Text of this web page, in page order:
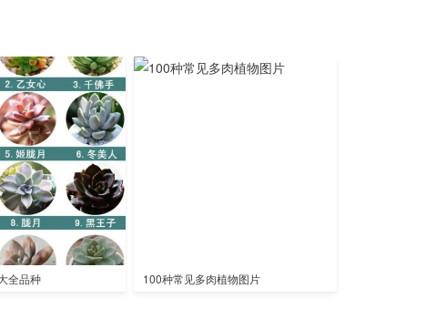
全品种 100种常见多肉植物图片